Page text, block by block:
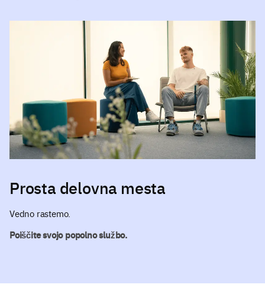
Prosta delovna mesta
Vedno rastemo.
Poiščite svojo popolno službo.